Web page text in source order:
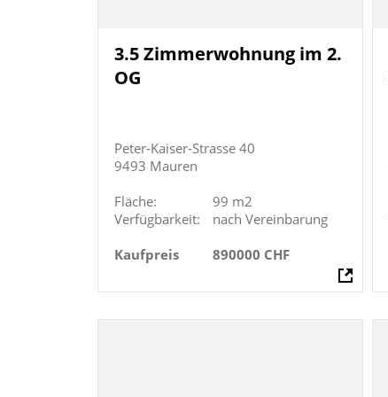
3.5 Zimmerwohnung im 2.
OG
Peter-Kaiser-Strasse 40
9493 Mauren
Fläche:
99 m2
Verfügbarkeit:
nach Vereinbarung
Kaufpreis
890000 CHF